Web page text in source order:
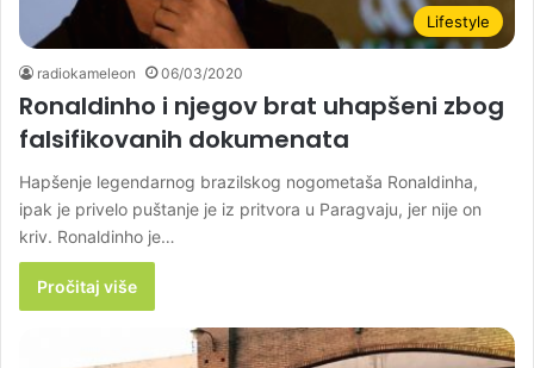
Lifestyle
radiokameleon 06/03/2020
Ronaldinho i njegov brat uhapšeni zbog
falsifikovanih dokumenata
Hapšenje legendarnog brazilskog nogometaša Ronaldinha,
ipak je privelo puštanje je iz pritvora u Paragvaju, jer nije on
kriv. Ronaldinho je…
Pročitaj više